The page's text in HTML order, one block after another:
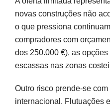
novas construções não
o que pressiona
compradores com
dos 250.000 €), as
escassas nas zonas
Outro risco prende-se
internacional. Flutuações